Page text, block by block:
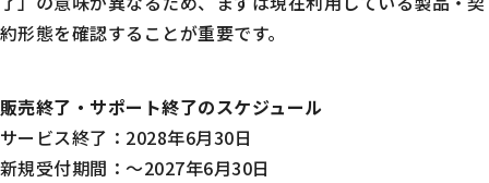
約形態を確認することが重要です。
販売終了・サポート終了のスケジュール
サービス終了：2028年6月30日
新規受付期間：～2027年6月30日